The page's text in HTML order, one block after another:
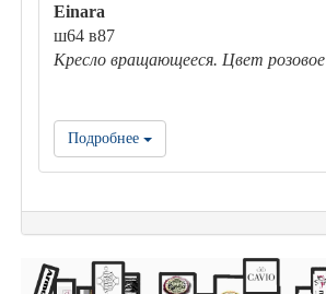
Einara
ш64 в87
Кресло вращающееся. Цвет розовое
Подробнее